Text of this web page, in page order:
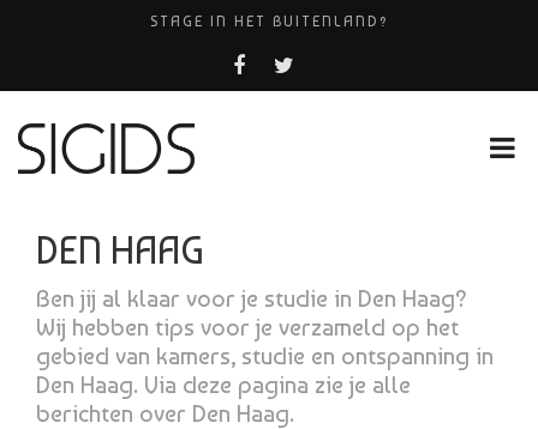
STAGE IN HET BUITENLAND?
AMHC AMERSFOORT
BELEEF DE MAGIE VAN FILM BIJ KINEPOLIS
DEN HAAG
Ben jij al klaar voor je studie in Den Haag?
Wij hebben tips voor je verzameld op het
gebied van kamers, studie en ontspanning in
Den Haag. Via deze pagina zie je alle
berichten over Den Haag.